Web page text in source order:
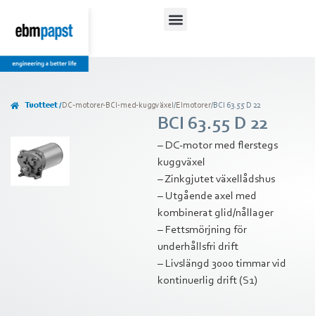
Tuotteet /DC-motorer-BCI-med-kuggväxel /Elmotorer/BCI 63.55 D 22
BCI 63.55 D 22
– DC-motor med flerstegs
kuggväxel
– Zinkgjutet växellådshus
– Utgående axel med
kombinerat glid/nållager
– Fettsmörjning för
underhållsfri drift
– Livslängd 3000 timmar vid
kontinuerlig drift (S1)